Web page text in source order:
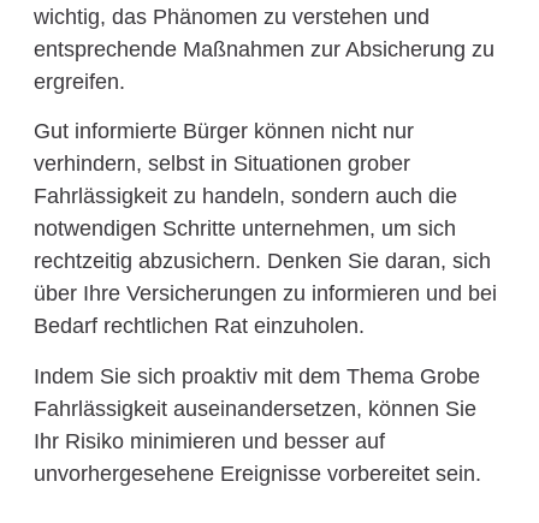
wichtig, das Phänomen zu verstehen und
entsprechende Maßnahmen zur Absicherung zu
ergreifen.
Gut informierte Bürger können nicht nur
verhindern, selbst in Situationen grober
Fahrlässigkeit zu handeln, sondern auch die
notwendigen Schritte unternehmen, um sich
rechtzeitig abzusichern. Denken Sie daran, sich
über Ihre Versicherungen zu informieren und bei
Bedarf rechtlichen Rat einzuholen.
Indem Sie sich proaktiv mit dem Thema Grobe
Fahrlässigkeit auseinandersetzen, können Sie
Ihr Risiko minimieren und besser auf
unvorhergesehene Ereignisse vorbereitet sein.